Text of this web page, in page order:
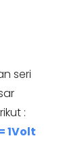
seri
:
1Volt